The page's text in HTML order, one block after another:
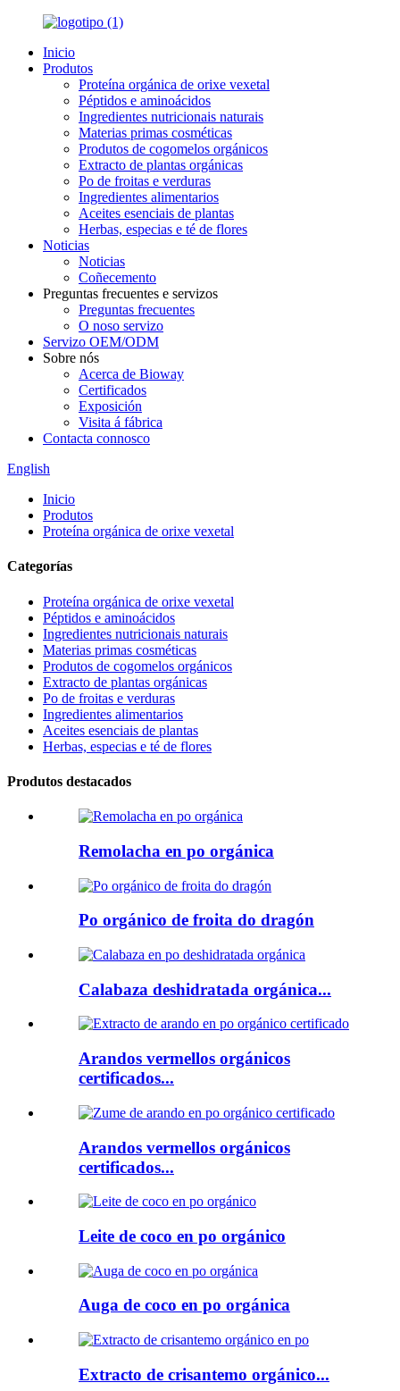
Inicio
Produtos
Proteína orgánica de orixe vexetal
Péptidos e aminoácidos
Ingredientes nutricionais naturais
Materias primas cosméticas
Produtos de cogomelos orgánicos
Extracto de plantas orgánicas
Po de froitas e verduras
Ingredientes alimentarios
Aceites esenciais de plantas
Herbas, especias e té de flores
Noticias
Noticias
Coñecemento
Preguntas frecuentes e servizos
Preguntas frecuentes
O noso servizo
Servizo OEM/ODM
Sobre nós
Acerca de Bioway
Certificados
Exposición
Visita á fábrica
Contacta connosco
English
Inicio
Produtos
Proteína orgánica de orixe vexetal
Categorías
Proteína orgánica de orixe vexetal
Péptidos e aminoácidos
Ingredientes nutricionais naturais
Materias primas cosméticas
Produtos de cogomelos orgánicos
Extracto de plantas orgánicas
Po de froitas e verduras
Ingredientes alimentarios
Aceites esenciais de plantas
Herbas, especias e té de flores
Produtos destacados
Remolacha en po orgánica
Po orgánico de froita do dragón
Calabaza deshidratada orgánica...
Arandos vermellos orgánicos
certificados...
Arandos vermellos orgánicos
certificados...
Leite de coco en po orgánico
Auga de coco en po orgánica
Extracto de crisantemo orgánico...